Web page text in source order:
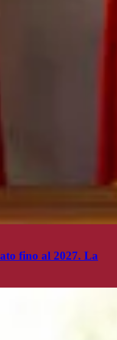
fino al 2027. La